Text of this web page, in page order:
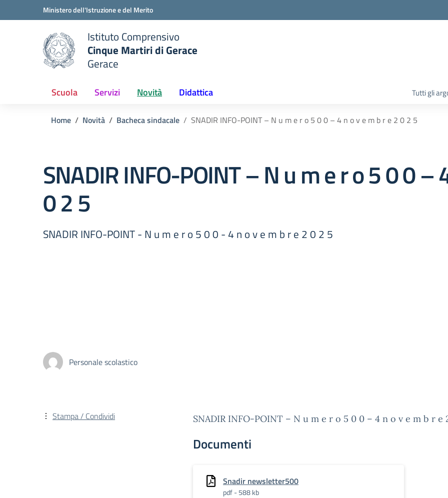
Vai ai contenuti
Vai al menu di navigazioneMinistero dell'Istruzione e del Merito
scuola
Istituto Comprensivo
Cinque Martiri di Gerace
Gerace
Scuola Servizi Novità Didattica Tutti gli
Home Novità Bacheca sindacale SNADIR INFO-POINT – N u m e r o 5 0 0 – 4 n o v e m b r e 2 0 2 5
SNADIR INFO-POINT – N u m e r o 5 0 0 –
0 2 5
SNADIR INFO-POINT - N u m e r o 5 0 0 - 4 n o v e m b r e 2 0 2 5
Personale scolastico
SNADIR INFO-POINT – N u m e r o 5 0 0 – 4 n o v e m b r e
Documenti
Snadir newsletter500
pdf - 588 kb
Stampa / Condividi